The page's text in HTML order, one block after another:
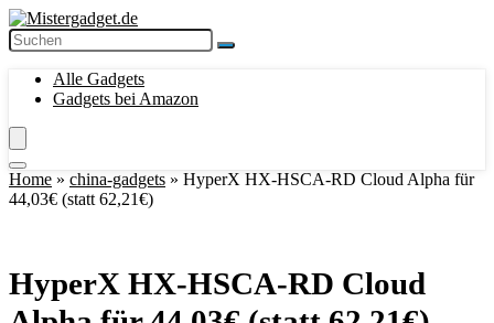
Alle Gadgets
Gadgets bei Amazon
Home » china-gadgets » HyperX HX-HSCA-RD Cloud Alpha für
44,03€ (statt 62,21€)
HyperX HX-HSCA-RD Cloud